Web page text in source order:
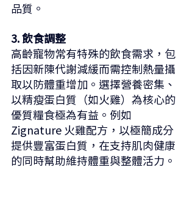
品質。
3. 飲食調整
高齡寵物常有特殊的飲食需求，包
括因新陳代謝減緩而需控制熱量攝
取以防體重增加。選擇營養密集、
以精瘦蛋白質（如火雞）為核心的
優質糧食極為有益。例如
Zignature 火雞配方，以極簡成分
提供豐富蛋白質，在支持肌肉健康
的同時幫助維持體重與整體活力。